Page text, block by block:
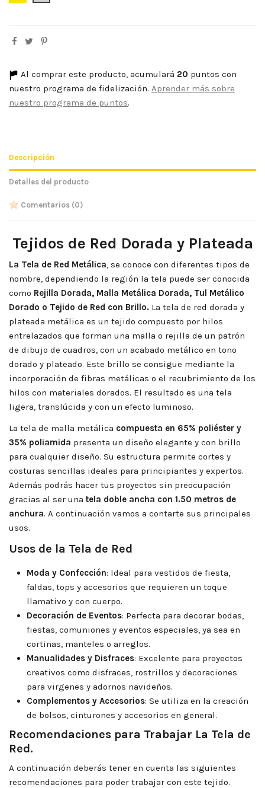
Al comprar este producto, acumulará 20 puntos con
nuestro programa de fidelización. Aprender más sobre
nuestro programa de puntos.
Descripción
Detalles del producto
Comentarios (0)
Tejidos de Red Dorada y Plateada
La Tela de Red Metálica, se conoce con diferentes tipos de
nombre, dependiendo la región la tela puede ser conocida
como Rejilla Dorada, Malla Metálica Dorada, Tul Metálico
Dorado o Tejido de Red con Brillo. La tela de red dorada y
plateada metálica es un tejido compuesto por hilos
entrelazados que forman una malla o rejilla de un patrón
de dibujo de cuadros, con un acabado metálico en tono
dorado y plateado. Este brillo se consigue mediante la
incorporación de fibras metálicas o el recubrimiento de los
hilos con materiales dorados. El resultado es una tela
ligera, translúcida y con un efecto luminoso.
La tela de malla metálica compuesta en 65% poliéster y
35% poliamida presenta un diseño elegante y con brillo
para cualquier diseño. Su estructura permite cortes y
costuras sencillas ideales para principiantes y expertos.
Además podrás hacer tus proyectos sin preocupación
gracias al ser una tela doble ancha con 1.50 metros de
anchura. A continuación vamos a contarte sus principales
usos.
Usos de la Tela de Red
Moda y Confección: Ideal para vestidos de fiesta,
faldas, tops y accesorios que requieren un toque
llamativo y con cuerpo.
Decoración de Eventos: Perfecta para decorar bodas,
fiestas, comuniones y eventos especiales, ya sea en
cortinas, manteles o arreglos.
Manualidades y Disfraces: Excelente para proyectos
creativos como disfraces, rostrillos y decoraciones
para virgenes y adornos navideños.
Complementos y Accesorios: Se utiliza en la creación
de bolsos, cinturones y accesorios en general.
Recomendaciones para Trabajar La Tela de
Red.
A continuación deberás tener en cuenta las siguientes
recomendaciones para poder trabajar con este tejido.